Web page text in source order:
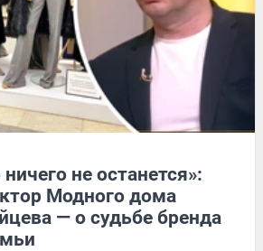
не останется»:
Модного дома
— о судьбе бренда